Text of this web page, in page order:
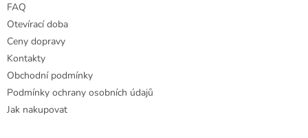
FAQ
Otevírací doba
Ceny dopravy
Kontakty
Obchodní podmínky
Podmínky ochrany osobních údajů
Jak nakupovat